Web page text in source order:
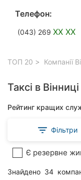
Телефон:
(043) 269 XX XX
ТОП 20 Компанії
Таксі в Вінниці
Рейтинг кращих
Фільтри
Є резервне
Знайдено 34